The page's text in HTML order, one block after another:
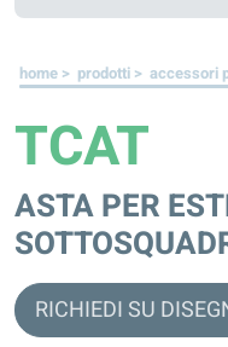
home > prodotti > accessori
TCAT
ASTA PER
RICHIEDI SU